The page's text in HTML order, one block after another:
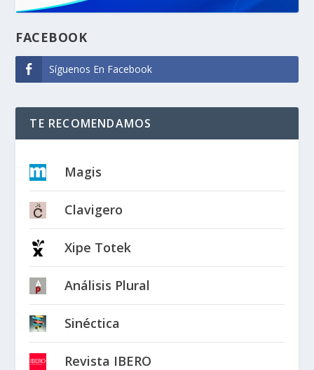
FACEBOOK
Síguenos En Facebook
TE RECOMENDAMOS
Magis
Clavigero
Xipe Totek
Análisis Plural
Sinéctica
Revista IBERO